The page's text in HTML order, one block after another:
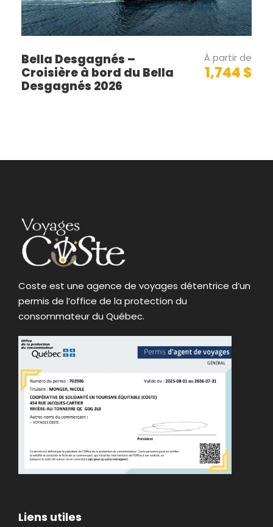
Sept-Îles
Havre-Saint-Pierre
Tête-à-La-Baleine
La Tabatière
Saint-Augustin
Blanc-Sablon
Heures de services des repas
Seuls les voyageurs en cabine de
catégorie Panoramique et Select ont le choix
de l’heure des services de repas.
2e service : 8h – 12h30 – 18h45
Bella Desgagnés –
Croisière à bord du Bella
Desgagnés 2026
À partir de
1,744 $
Coste est une agence de voyages détentrice d’un
permis de l’office de la protection du
consommateur du Québec.
Liens utiles